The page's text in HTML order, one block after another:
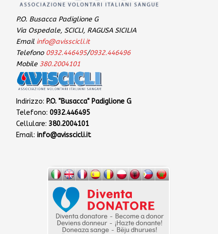
P.O. Busacca Padiglione G
Via Ospedale, SCICLI, RAGUSA SICILIA
Email info@avisscicli.it
Telefono 0932.446495/0932.446496
Mobile 380.2004101
Indirizzo: P.O. "Busacca" Padiglione G
Telefono: 0932.446495
Cellulare: 380.2004101
Email: info@avisscicli.it